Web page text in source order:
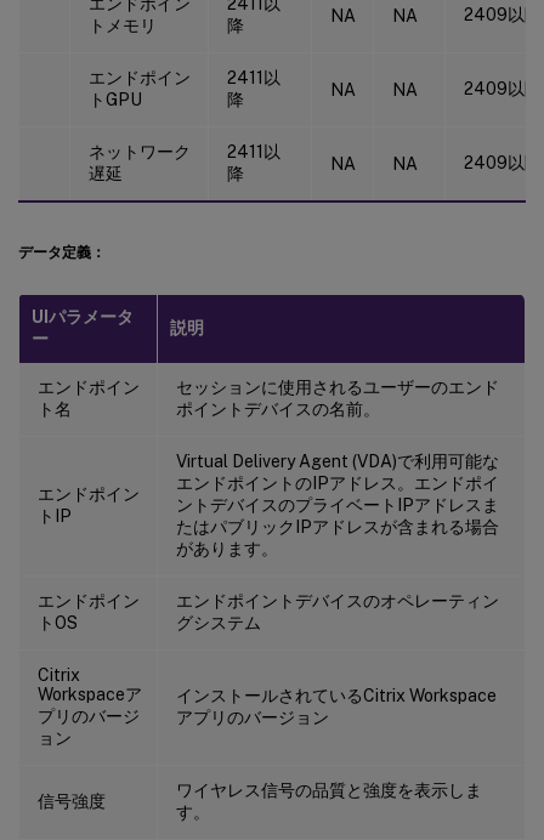
トメモリ
降
NA NA 2409以降
エンドポイン
トGPU
2411以
降
NA NA 2409以降
ネットワーク
遅延
2411以
降
NA NA 2409以降
データ定義：
UIパラメータ
ー
説明
エンドポイン
ト名
セッションに使用されるユーザーのエンド
ポイントデバイスの名前。
エンドポイン
トIP
Virtual Delivery Agent (VDA)で利用可能な
エンドポイントのIPアドレス。エンドポイ
ントデバイスのプライベートIPアドレスま
たはパブリックIPアドレスが含まれる場合
があります。
エンドポイン
トOS
エンドポイントデバイスのオペレーティン
グシステム
Citrix
Workspaceア
プリのバージ
ョン
インストールされているCitrix Workspace
アプリのバージョン
信号強度
ワイヤレス信号の品質と強度を表示しま
す。